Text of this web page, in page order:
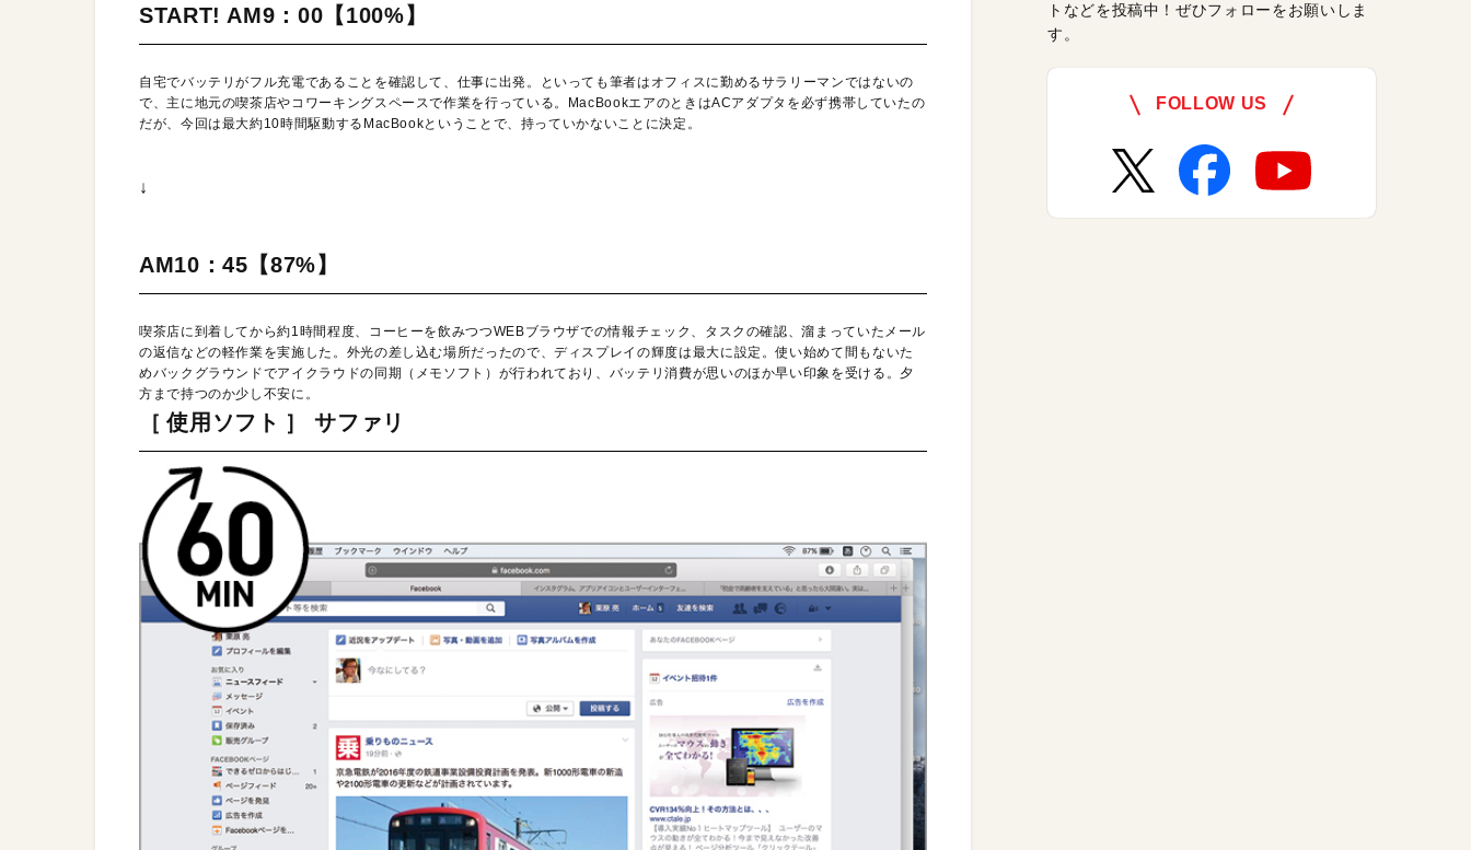
START! AM9：00【100%】
自宅でバッテリがフル充電であることを確認して、仕事に出発。といっても筆者はオフィスに勤めるサラリーマンではないの
で、主に地元の喫茶店やコワーキングスペースで作業を行っている。MacBookエアのときはACアダプタを必ず携帯していたの
だが、今回は最大約10時間駆動するMacBookということで、持っていかないことに決定。
↓
AM10：45【87%】
喫茶店に到着してから約1時間程度、コーヒーを飲みつつWEBブラウザでの情報チェック、タスクの確認、溜まっていたメール
の返信などの軽作業を実施した。外光の差し込む場所だったので、ディスプレイの輝度は最大に設定。使い始めて間もないた
めバックグラウンドでアイクラウドの同期（メモソフト）が行われており、バッテリ消費が思いのほか早い印象を受ける。夕
方まで持つのか少し不安に。
［ 使用ソフト ］ サファリ
トなどを投稿中！ぜひフォローをお願いしま
す。
FOLLOW US